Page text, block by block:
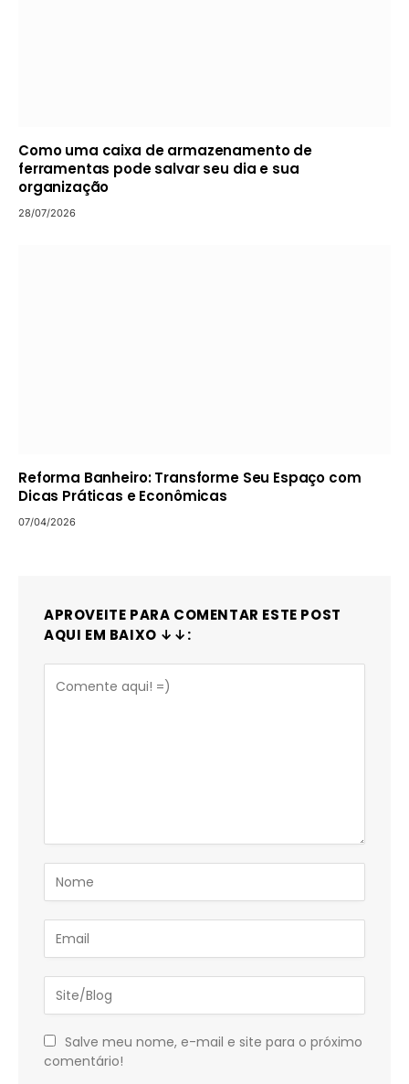
Como uma caixa de armazenamento de
ferramentas pode salvar seu dia e sua
organização
28/07/2026
Reforma Banheiro: Transforme Seu Espaço com
Dicas Práticas e Econômicas
07/04/2026
APROVEITE PARA COMENTAR ESTE POST
AQUI EM BAIXO ↓↓:
Salve meu nome, e-mail e site para o próximo
comentário!